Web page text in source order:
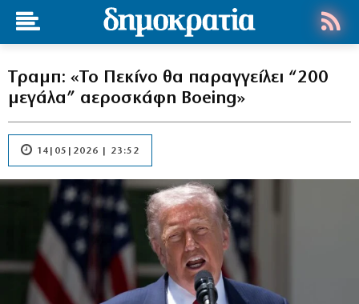
Τραμπ: «Το Πεκίνο θα παραγγείλει “200
μεγάλα” αεροσκάφη Boeing»
14|05|2026 | 23:52